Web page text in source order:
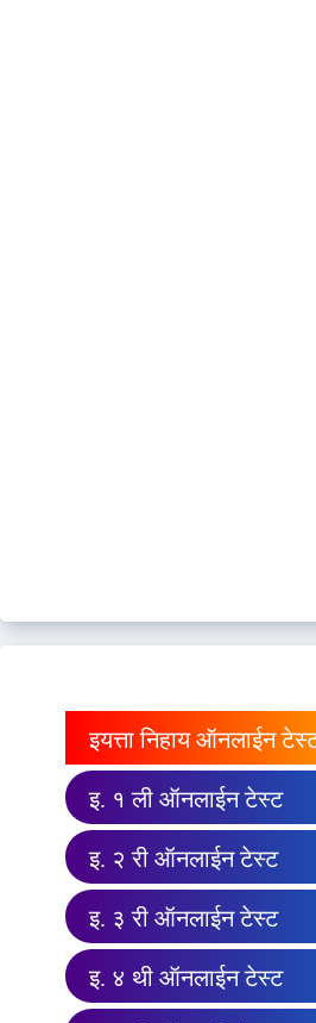
इयत्ता निहाय ऑनलाईन
इ. १ ली ऑनलाईन टेस्ट
इ. २ री ऑनलाईन टेस्ट
इ. ३ री ऑनलाईन टेस्ट
इ. ४ थी ऑनलाईन टेस्ट